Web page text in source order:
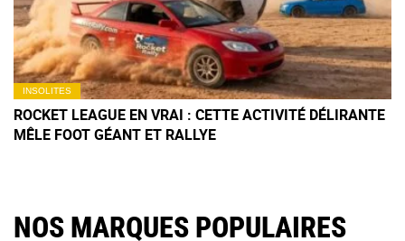
INSOLITES
ROCKET LEAGUE EN VRAI : CETTE ACTIVITÉ DÉLIRANTE
MÊLE FOOT GÉANT ET RALLYE
NOS MARQUES POPULAIRES